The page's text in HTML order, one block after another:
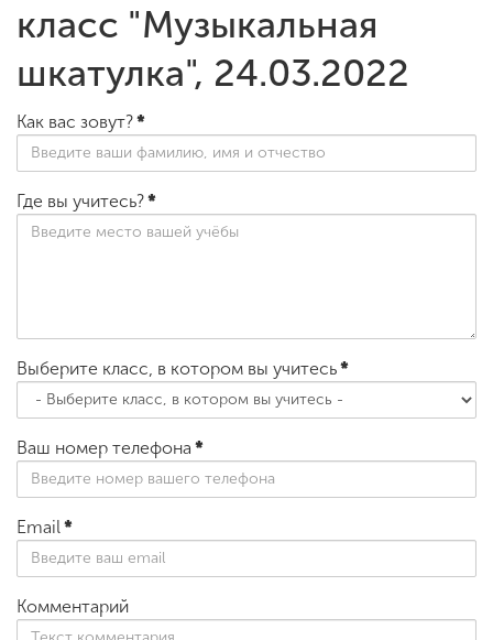
класс "Музыкальная
шкатулка", 24.03.2022
Как вас зовут?*
Где вы учитесь?*
Выберите класс, в котором вы учитесь*
Ваш номер телефона *
Email*
Комментарий